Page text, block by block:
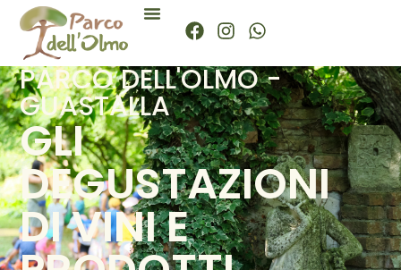
PARCO DELL'OLMO -
GUASTALLA
GLI
DEGUSTAZIONI
DI VINI E